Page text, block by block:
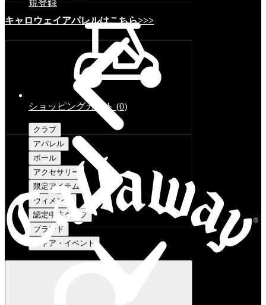
キャロウェイアパレルはこちら>>>
規登録
ショッピングカート (0)
クラブ
アパレル
ボール
アクセサリー
限定アイテム
ウィメンズ
認定中古クラブ
ブランド
ストア・イベント